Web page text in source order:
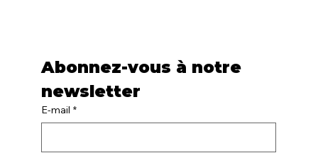
Abonnez-vous à notre
newsletter
E-mail *